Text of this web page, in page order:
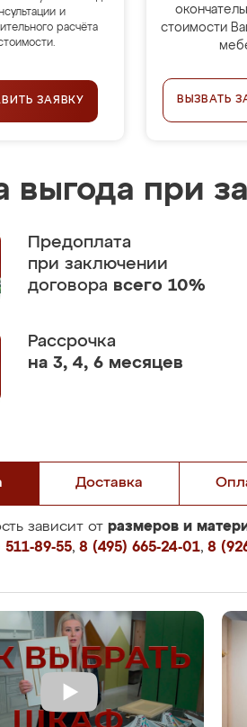
и
расчёта
ЗАЯВКУ
стоимости
ВЫЗВАТЬ
выгода при
Предоплата
при заключении
договора всего 10%
Рассрочка
на 3, 4, 6 месяцев
Доставка
зависит от размеров и
89-55, 8 (495) 665-24-01, 8